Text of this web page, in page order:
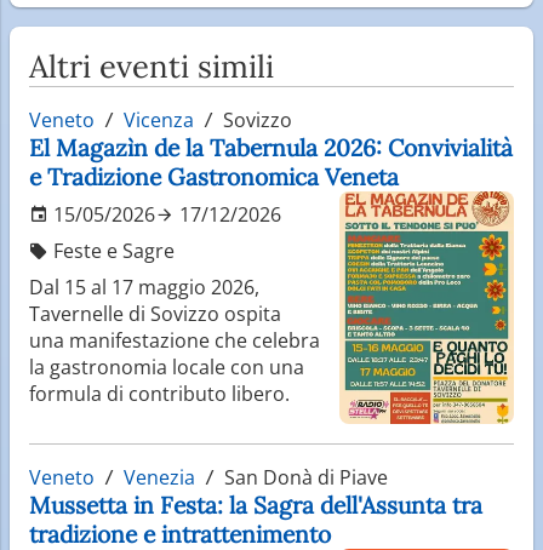
Altri eventi simili
Veneto Vicenza Sovizzo
El Magazìn de la Tabernula 2026: Convivialità
e Tradizione Gastronomica Veneta
15/05/2026
17/12/2026
Feste e Sagre
Dal 15 al 17 maggio 2026,
Tavernelle di Sovizzo ospita
una manifestazione che celebra
la gastronomia locale con una
formula di contributo libero.
Veneto Venezia San Donà di Piave
Mussetta in Festa: la Sagra dell'Assunta tra
tradizione e intrattenimento